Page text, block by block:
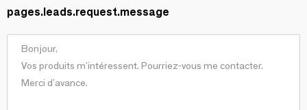
pages.leads.request.message